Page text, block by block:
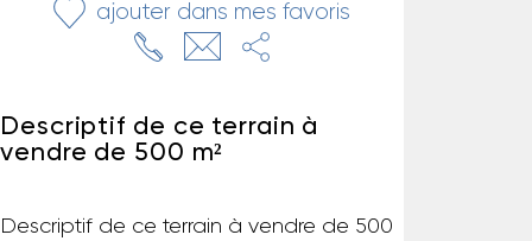
ajouter dans mes favoris
Descriptif de ce terrain à
vendre de 500 m²
Descriptif de ce terrain à vendre de 500